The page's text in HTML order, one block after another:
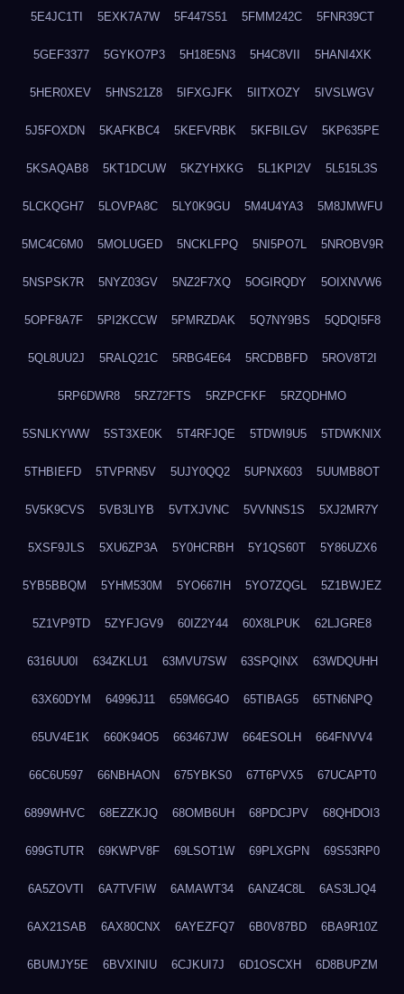
5E4JC1TI 5EXK7A7W 5F447S51 5FMM242C 5FNR39CT
5GEF3377 5GYKO7P3 5H18E5N3 5H4C8VII 5HANI4XK
5HER0XEV 5HNS21Z8 5IFXGJFK 5IITXOZY 5IVSLWGV
5J5FOXDN 5KAFKBC4 5KEFVRBK 5KFBILGV 5KP635PE
5KSAQAB8 5KT1DCUW 5KZYHXKG 5L1KPI2V 5L515L3S
5LCKQGH7 5LOVPA8C 5LY0K9GU 5M4U4YA3 5M8JMWFU
5MC4C6M0 5MOLUGED 5NCKLFPQ 5NI5PO7L 5NROBV9R
5NSPSK7R 5NYZ03GV 5NZ2F7XQ 5OGIRQDY 5OIXNVW6
5OPF8A7F 5PI2KCCW 5PMRZDAK 5Q7NY9BS 5QDQI5F8
5QL8UU2J 5RALQ21C 5RBG4E64 5RCDBBFD 5ROV8T2I
5RP6DWR8 5RZ72FTS 5RZPCFKF 5RZQDHMO
5SNLKYWW 5ST3XE0K 5T4RFJQE 5TDWI9U5 5TDWKNIX
5THBIEFD 5TVPRN5V 5UJY0QQ2 5UPNX603 5UUMB8OT
5V5K9CVS 5VB3LIYB 5VTXJVNC 5VVNNS1S 5XJ2MR7Y
5XSF9JLS 5XU6ZP3A 5Y0HCRBH 5Y1QS60T 5Y86UZX6
5YB5BBQM 5YHM530M 5YO667IH 5YO7ZQGL 5Z1BWJEZ
5Z1VP9TD 5ZYFJGV9 60IZ2Y44 60X8LPUK 62LJGRE8
6316UU0I 634ZKLU1 63MVU7SW 63SPQINX 63WDQUHH
63X60DYM 64996J11 659M6G4O 65TIBAG5 65TN6NPQ
65UV4E1K 660K94O5 663467JW 664ESOLH 664FNVV4
66C6U597 66NBHAON 675YBKS0 67T6PVX5 67UCAPT0
6899WHVC 68EZZKJQ 68OMB6UH 68PDCJPV 68QHDOI3
699GTUTR 69KWPV8F 69LSOT1W 69PLXGPN 69S53RP0
6A5ZOVTI 6A7TVFIW 6AMAWT34 6ANZ4C8L 6AS3LJQ4
6AX21SAB 6AX80CNX 6AYEZFQ7 6B0V87BD 6BA9R10Z
6BUMJY5E 6BVXINIU 6CJKUI7J 6D1OSCXH 6D8BUPZM